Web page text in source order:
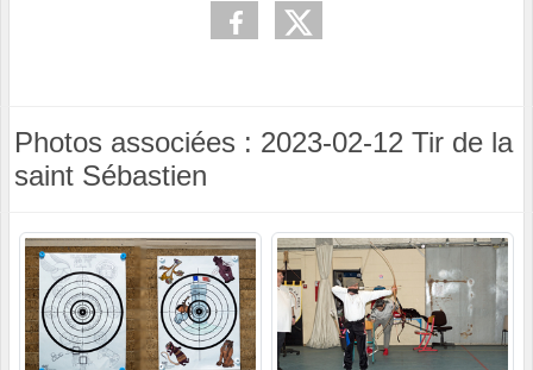
Photos associées : 2023-02-12 Tir de la
saint Sébastien